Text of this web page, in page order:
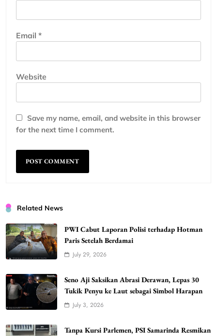
Email *
Website
Save my name, email, and website in this browser
for the next time I comment.
Related News
PWI Cabut Laporan Polisi terhadap Hotman
Paris Setelah Berdamai
July 29, 2026
Seno Aji Saksikan Abrasi Derawan, Lepas 30
Tukik Penyu ke Laut sebagai Simbol Harapan
July 3, 2026
Tanpa Kursi Parlemen, PSI Samarinda Resmikan